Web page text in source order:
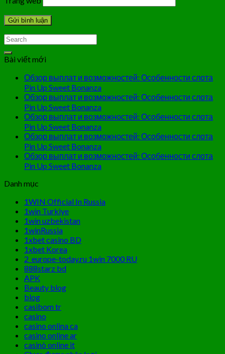
Bài viết mới
Обзор выплат и возможностей: Особенности слота
Pin Up Sweet Bonanza
Обзор выплат и возможностей: Особенности слота
Pin Up Sweet Bonanza
Обзор выплат и возможностей: Особенности слота
Pin Up Sweet Bonanza
Обзор выплат и возможностей: Особенности слота
Pin Up Sweet Bonanza
Обзор выплат и возможностей: Особенности слота
Pin Up Sweet Bonanza
Danh mục
1WIN Official In Russia
1win Turkiye
1win uzbekistan
1winRussia
1xbet casino BD
1xbet Korea
2_europe-today.ru 1win 7000 RU
888starz bd
APK
Beauty blog
blog
casibom tr
casino
casino onlina ca
casino online ar
casinò online it